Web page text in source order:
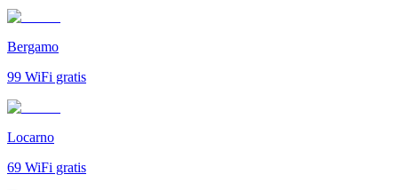
Bergamo
99 WiFi gratis
Locarno
69 WiFi gratis